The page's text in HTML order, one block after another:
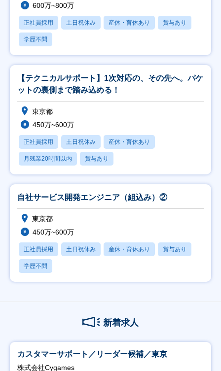
600万~800万
正社員採用 土日祝休み 産休・育休あり 賞与あり
学歴不問
【テクニカルサポート】1次対応の、その先へ。パケ
ットの裏側まで踏み込める！
東京都
450万~600万
正社員採用 土日祝休み 産休・育休あり
月残業20時間以内 賞与あり
自社サービス開発エンジニア（組込み）②
東京都
450万~600万
正社員採用 土日祝休み 産休・育休あり 賞与あり
学歴不問
新着求人
カスタマーサポート／リーダー候補／東京
株式会社Cygames